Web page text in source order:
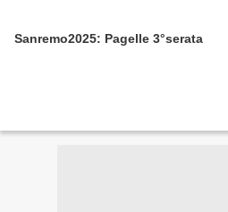
Sanremo2025: Pagelle 3°serata